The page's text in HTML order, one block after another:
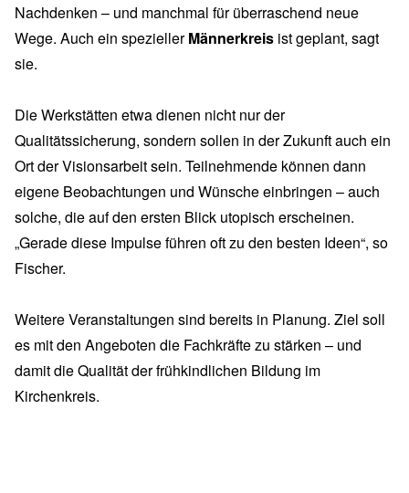
Nachdenken – und manchmal für überraschend neue
Wege. Auch ein speziellerMännerkreis ist geplant, sagt
sie.
Die Werkstätten etwa dienen nicht nur der
Qualitätssicherung, sondern sollen in der Zukunft auch ein
Ort der Visionsarbeit sein. Teilnehmende können dann
eigene Beobachtungen und Wünsche einbringen – auch
solche, die auf den ersten Blick utopisch erscheinen.
„Gerade diese Impulse führen oft zu den besten Ideen“, so
Fischer.
Weitere Veranstaltungen sind bereits in Planung. Ziel soll
es mit den Angeboten die Fachkräfte zu stärken – und
damit die Qualität der frühkindlichen Bildung im
Kirchenkreis.